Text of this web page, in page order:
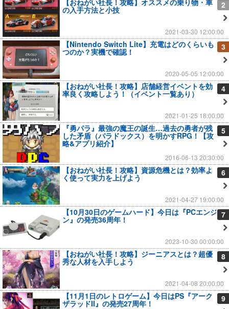
2
の入手方法と小技
2021-03-30 12:00:00
3
【Nintendo Switch Lite】充電はどのくらいも
つのか？実機で確認！
2020-05-05 12:00:00
4
【おねがい社長！攻略】店舗経営イベントを効
率良く攻略しよう！（イベント一覧あり）
2021-01-25 18:00:00
5
『勇パラ』最強の魔王の誕生…過去の勇者が残
した矛盾（パラドックス）を明かすRPG！【攻
略&アプリ紹介】
2016-06-13 20:30:00
6
【おねがい社長！攻略】資源危機とは？効率よ
く使って実力を上げよう
2021-04-27 19:00:00
7
【10月30日のゲームハード】今日は『PCエンジ
ン』の発売36周年！
2023-10-30 00:00:00
8
【おねがい社長！攻略】ジーニアスとは？超優
秀な人材を入手しよう
2021-04-08 20:00:00
9
【11月1日のレトロゲーム】今日はPS『アーク
ザラッドII』の発売27周年！